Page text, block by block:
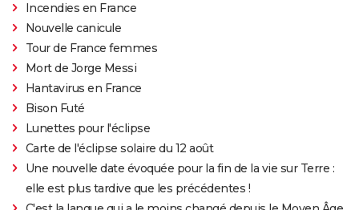
Incendies en France
Nouvelle canicule
Tour de France femmes
Mort de Jorge Messi
Hantavirus en France
Bison Futé
Lunettes pour l'éclipse
Carte de l'éclipse solaire du 12 août
Une nouvelle date évoquée pour la fin de la vie sur Terre :
elle est plus tardive que les précédentes !